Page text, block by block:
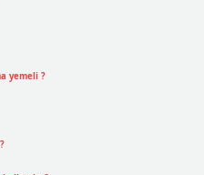
yemeli ?